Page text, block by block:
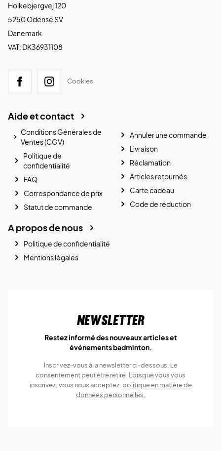
Holkebjergvej 120
5250 Odense SV
Danemark
VAT: DK36931108
Cookies
Aide et contact
Conditions Générales de
Ventes (CGV)
Politique de
confidentialité
FAQ
Correspondance de prix
Statut de commande
Annuler une commande
Livraison
Réclamation
Articles retournés
Carte cadeau
Code de réduction
A propos de nous
Politique de confidentialité
Mentions légales
Newsletter
Restez informé des nouveaux articles et
événements badminton.
Inscrivez-vous à la newsletter ci-dessous. Le
consentement peut être retiré. Lorsque vous vous
inscrivez, vous nous acceptez. politique en matière de
données personnelles.